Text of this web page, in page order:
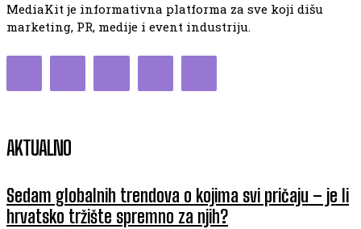
MediaKit je informativna platforma za sve koji dišu
marketing, PR, medije i event industriju.
AKTUALNO
Sedam globalnih trendova o kojima svi pričaju – je li
hrvatsko tržište spremno za njih?